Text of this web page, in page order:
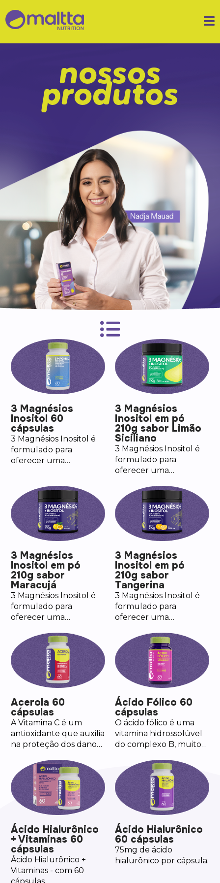
nossos
produtos
3 Magnésios
Inositol 60
cápsulas
3 Magnésios Inositol é
formulado para
oferecer uma
formas de magnésios.
3 Magnésios
Inositol em pó
210g sabor Limão
Siciliano
3 Magnésios Inositol é
formulado para
oferecer uma
de três diferentes
formas de magnésios.
3 Magnésios
Inositol em pó
210g sabor
Maracujá
3 Magnésios Inositol é
formulado para
oferecer uma
de três diferentes
formas de magnésios.
3 Magnésios
Inositol em pó
210g sabor
Tangerina
3 Magnésios Inositol é
formulado para
oferecer uma
de três diferentes
formas de magnésios.
Acerola 60
cápsulas
A Vitamina C é um
antioxidante que auxilia
na proteção dos danos
livres, no
funcionamento do
sistema imune, na
formação de colágeno
e no metabolismo
Ácido Fólico 60
cápsulas
O ácido fólico é uma
vitamina hidrossolúvel
do complexo B, muito
Ácido Hialurônico
+ Vitaminas 60
cápsulas
Ácido Hialurônico +
Vitaminas - com 60
Ácido Hialurônico
60 cápsulas
75mg de ácido
hialurônico por cápsula.